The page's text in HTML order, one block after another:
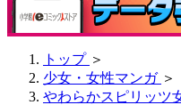
トップ ＞
少女・女性マンガ ＞
やわらかスピリッツ